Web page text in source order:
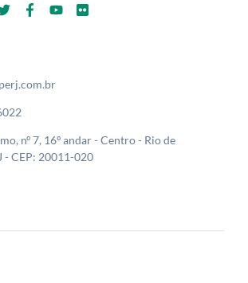
nº 7, 16º andar - Centro - Rio de
- CEP: 20011-020